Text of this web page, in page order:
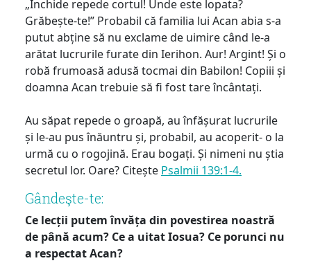
„Închide repede cortul! Unde este lopata?
Grăbește-te!” Probabil că familia lui Acan abia s-a
putut abține să nu exclame de uimire când le-a
arătat lucrurile furate din Ierihon. Aur! Argint! Și o
robă frumoasă adusă tocmai din Babilon! Copiii și
doamna Acan trebuie să fi fost tare încântați.
Au săpat repede o groapă, au înfășurat lucrurile
și le-au pus înăuntru și, probabil, au acoperit- o la
urmă cu o rogojină. Erau bogați. Și nimeni nu știa
secretul lor. Oare? Citește Psalmii 139:1-4.
Gândeşte-te:
Ce lecții putem învăța din povestirea noastră
de până acum? Ce a uitat Iosua? Ce porunci nu
a respectat Acan?